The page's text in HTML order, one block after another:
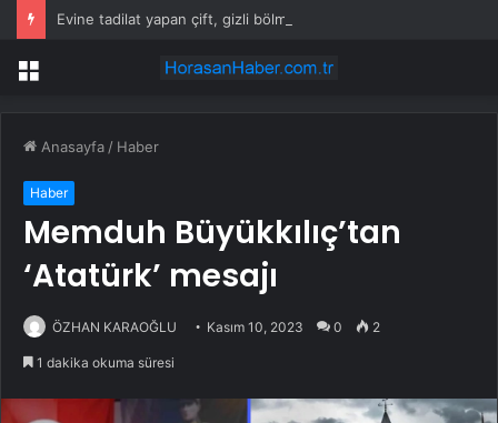
Menü
Anasayfa / Haber
Haber
Memduh Büyükkılıç’tan
‘Atatürk’ mesajı
ÖZHAN KARAOĞLU Kasım 10, 2023 0 2
1 dakika okuma süresi